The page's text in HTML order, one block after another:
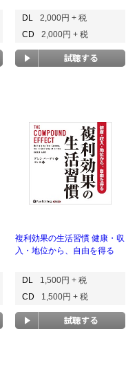
DL
2,000円 + 税
CD
2,000円 + 税
複利効果の生活習慣 健康・収
入・地位から、自由を得る
DL
1,500円 + 税
CD
1,500円 + 税